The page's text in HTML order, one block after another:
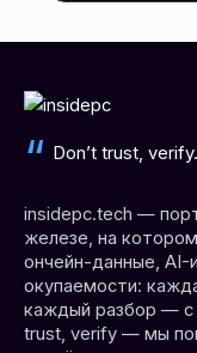
Don’t trust,
insidepc.tech —
железе, на
ончейн-данные, AI-
окупаемости:
каждый разбор — с
trust, verify — мы